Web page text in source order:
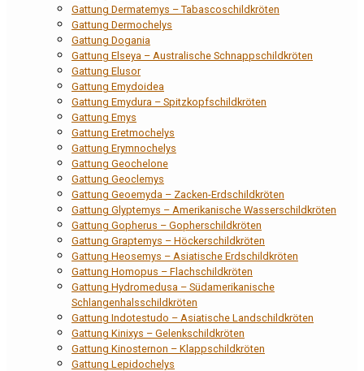
Gattung Dermatemys – Tabascoschildkröten
Gattung Dermochelys
Gattung Dogania
Gattung Elseya – Australische Schnappschildkröten
Gattung Elusor
Gattung Emydoidea
Gattung Emydura – Spitzkopfschildkröten
Gattung Emys
Gattung Eretmochelys
Gattung Erymnochelys
Gattung Geochelone
Gattung Geoclemys
Gattung Geoemyda – Zacken-Erdschildkröten
Gattung Glyptemys – Amerikanische Wasserschildkröten
Gattung Gopherus – Gopherschildkröten
Gattung Graptemys – Höckerschildkröten
Gattung Heosemys – Asiatische Erdschildkröten
Gattung Homopus – Flachschildkröten
Gattung Hydromedusa – Südamerikanische
Schlangenhalsschildkröten
Gattung Indotestudo – Asiatische Landschildkröten
Gattung Kinixys – Gelenkschildkröten
Gattung Kinosternon – Klappschildkröten
Gattung Lepidochelys